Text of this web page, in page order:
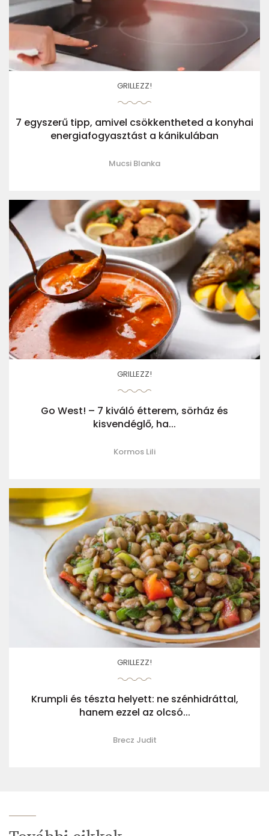
GRILLEZZ!
7 egyszerű tipp, amivel csökkentheted a konyhai
energiafogyasztást a kánikulában
Mucsi Blanka
GRILLEZZ!
Go West! – 7 kiváló étterem, sörház és
kisvendéglő, ha...
Kormos Lili
GRILLEZZ!
Krumpli és tészta helyett: ne szénhidráttal,
hanem ezzel az olcsó...
Brecz Judit